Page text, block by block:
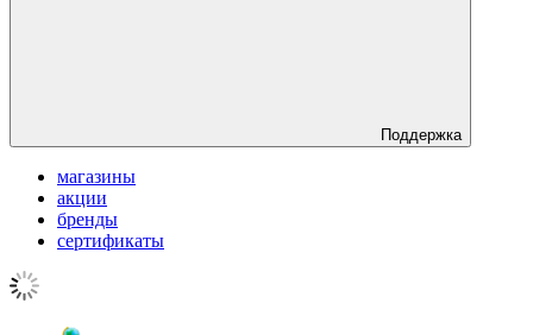
Поддержка
магазины
акции
бренды
сертификаты